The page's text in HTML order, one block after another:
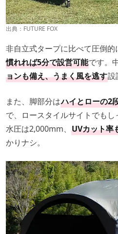
出典： FUTURE FOX
非自立式タープに比べて圧倒的
慣れれば5分で設営可能です。
ョンも備え、うまく風を逃す設
また、脚部分はハイとローの2
で、ロースタイルサイトでも
水圧は2,000mm、 UVカット率
かりナシ。